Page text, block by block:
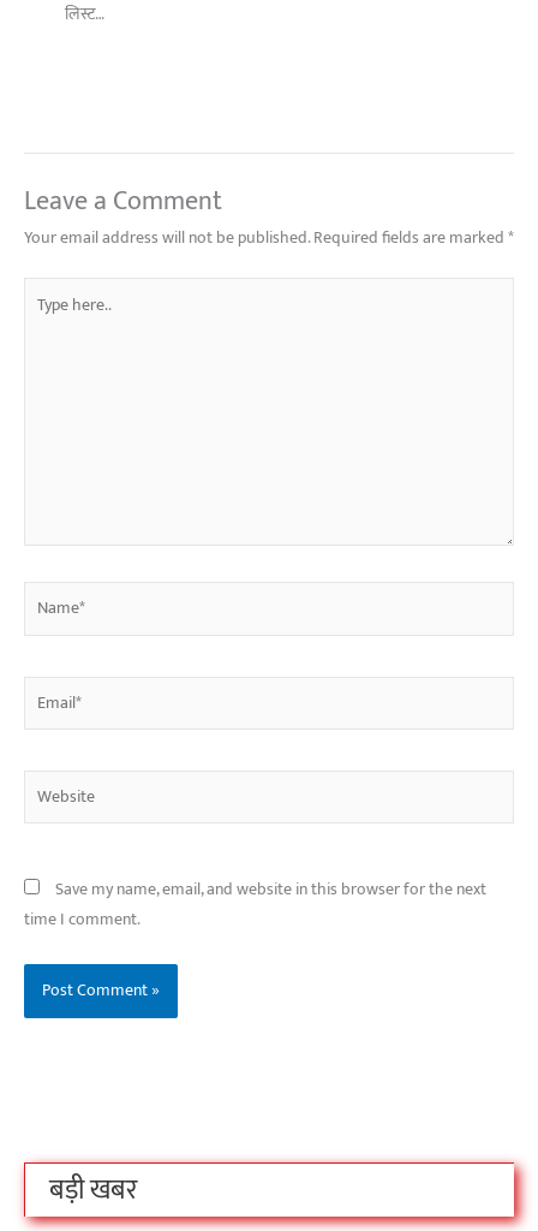
लिस्ट…
Leave a Comment
Your email address will not be published.Required fields are marked*
here..
Website
Save my name, email, and website in this browser for the next
time I comment.
बड़ी खबर